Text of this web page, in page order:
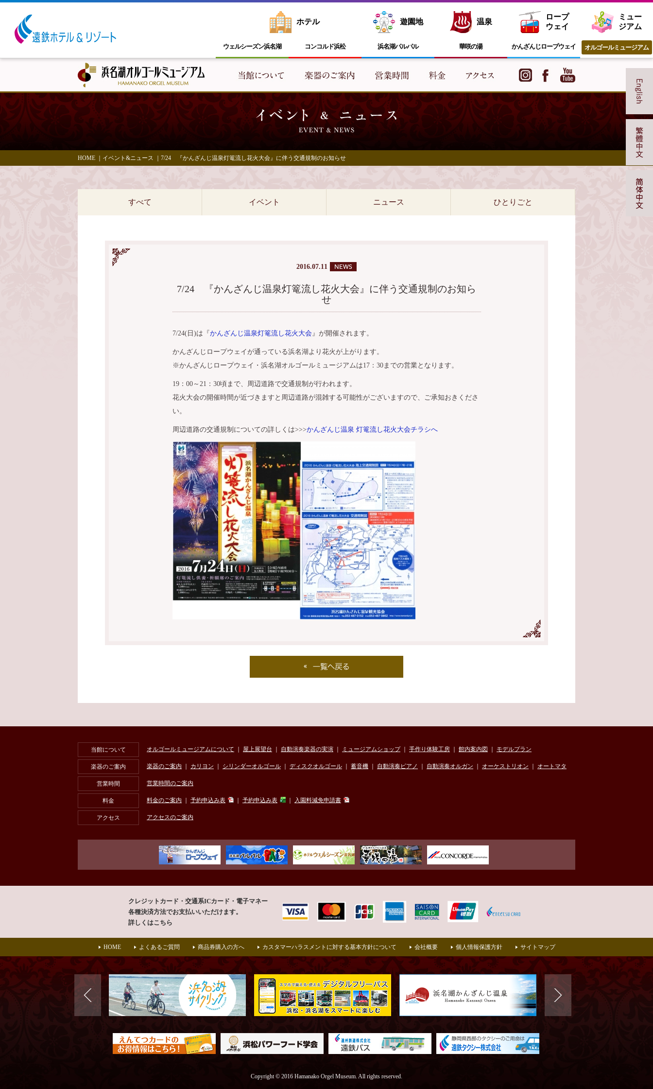
ホテル
ウェルシーズン浜名湖 コンコルド浜松
遊園地
浜名湖パルパル
温泉
華咲の湯
ロープ
ウェイ
かんざんじロープウェイ
ミュー
ジアム
オルゴールミュージアム
HOME イベント&ニュース 7/24 『かんざんじ温泉灯篭流し花火大会』に伴う交通規制のお知らせ
すべて イベント ニュース ひとりごと
2016.07.11
7/24 『かんざんじ温泉灯篭流し花火大会』に伴う交通規制のお知ら
せ
7/24(日)は『かんざんじ温泉灯篭流し花火大会』が開催されます。
かんざんじロープウェイが通っている浜名湖より花火が上がります。
※かんざんじロープウェイ・浜名湖オルゴールミュージアムは17：30までの営業となります。
19：00～21：30頃まで、周辺道路で交通規制が行われます。
花火大会の開催時間が近づきますと周辺道路が混雑する可能性がございますので、ご承知おきくださ
い。
周辺道路の交通規制についての詳しくは>>>かんざんじ温泉 灯篭流し花火大会チラシへ
当館について オルゴールミュージアムについて 屋上展望台 自動演奏楽器の実演 ミュージアムショップ｜ 手作り体験工房 館内案内図 モデルプラン
楽器のご案内 楽器のご案内 カリヨン シリンダーオルゴール ディスクオルゴール 蓄音機 自動演奏ピアノ 自動演奏オルガン オーケストリオン オートマタ
営業時間 営業時間のご案内
料金 料金のご案内 予約申込み表 予約申込み表 入園料減免申請書
アクセス アクセスのご案内
クレジットカード・交通系ICカード・ 電子マネー
各種決済方法でお支払いいただけます。
詳しくはこちら
HOME よくあるご質問 商品券購入の方へ カスタマーハラスメントに対する基本方針について 会社概要 個人情報保護方針 サイトマップ
Copyright © 2016 Hamanako Orgel Museum. All rights reserved.